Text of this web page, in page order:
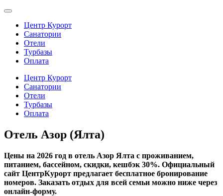
Центр Курорт
Санатории
Отели
Турбазы
Оплата
Центр Курорт
Санатории
Отели
Турбазы
Оплата
Отель Азор (Ялта)
Цены на 2026 год в отель Азор Ялта с проживанием,
питанием, бассейном, скидки, кешбэк 30%. Официальный
сайт ЦентрКурорт предлагает бесплатное бронирование
номеров. Заказать отдых для всей семьи можно ниже через
онлайн-форму.